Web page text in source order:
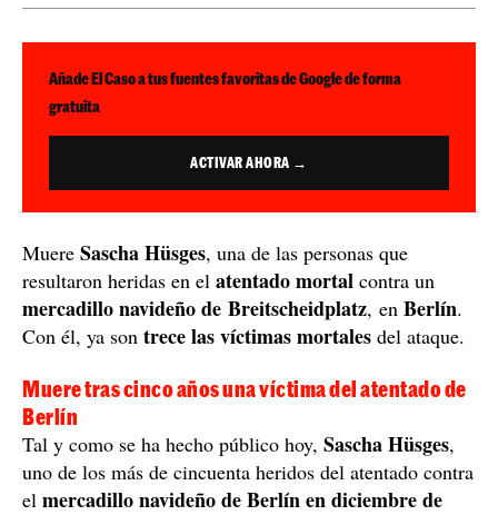
Añade El Caso a tus fuentes favoritas de Google de forma
gratuita
ACTIVAR AHORA →
Muere Sascha Hüsges, una de las personas que
resultaron heridas en el atentado mortal contra un
mercadillo navideño de Breitscheidplatz, en Berlín.
Con él, ya son trece las víctimas mortales del ataque.
Muere tras cinco años una víctima del atentado de
Berlín
Tal y como se ha hecho público hoy, Sascha Hüsges,
uno de los más de cincuenta heridos del atentado contra
el mercadillo navideño de Berlín en diciembre de